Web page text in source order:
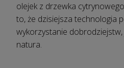
olejek z drzewka
to, że dzisiejsza technologia
wykorzystanie
natura.